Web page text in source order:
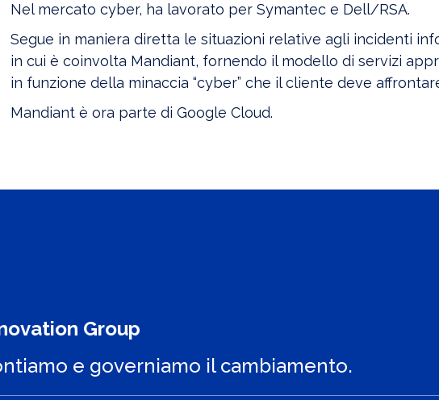
Nel mercato cyber, ha lavorato per Symantec e Dell/RSA.
Segue in maniera diretta le situazioni relative agli incidenti
in cui è coinvolta Mandiant, fornendo il modello di servizi
in funzione della minaccia “cyber” che il cliente deve
Mandiant è ora parte di Google Cloud.
Group
e governiamo il cambiamento.